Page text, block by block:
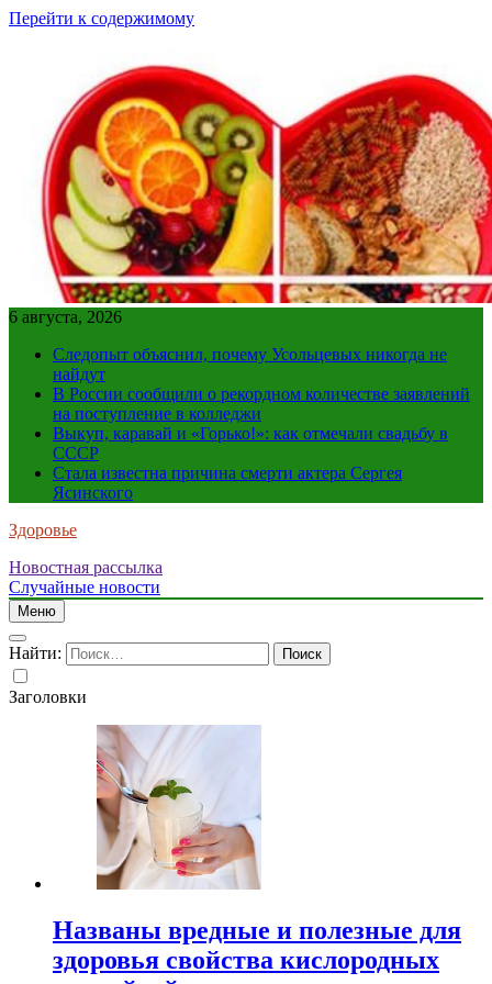
Перейти к содержимому
6 августа, 2026
Следопыт объяснил, почему Усольцевых никогда не
найдут
В России сообщили о рекордном количестве заявлений
на поступление в колледжи
Выкуп, каравай и «Горько!»: как отмечали свадьбу в
СССР
Стала известна причина смерти актера Сергея
Ясинского
Здоровье
Новостная рассылка
Случайные новости
Меню
Найти:
Заголовки
Названы вредные и полезные для
здоровья свойства кислородных